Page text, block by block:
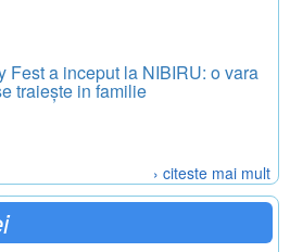
Fest a inceput la NIBIRU: o vara
traiește in familie
› citeste mai mult